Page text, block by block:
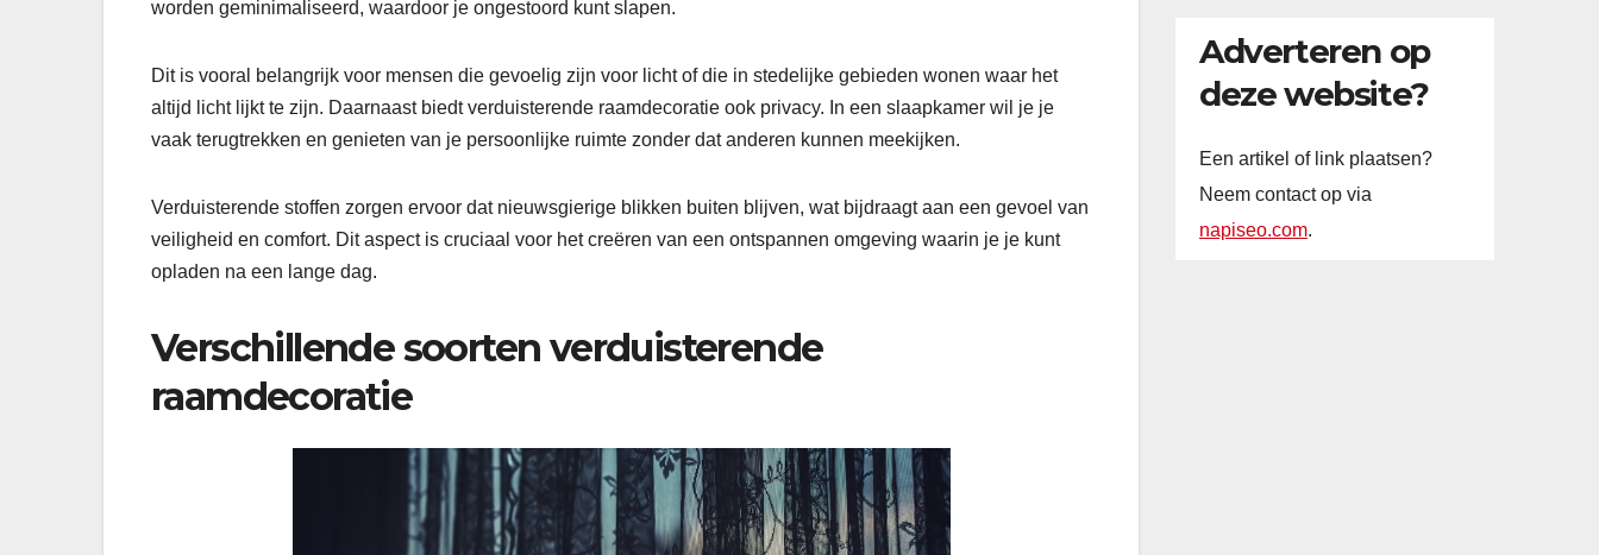
worden geminimaliseerd, waardoor je ongestoord kunt slapen.
Dit is vooral belangrijk voor mensen die gevoelig zijn voor licht of die in stedelijke gebieden wonen waar het
altijd licht lijkt te zijn. Daarnaast biedt verduisterende raamdecoratie ook privacy. In een slaapkamer wil je je
vaak terugtrekken en genieten van je persoonlijke ruimte zonder dat anderen kunnen meekijken.
Verduisterende stoffen zorgen ervoor dat nieuwsgierige blikken buiten blijven, wat bijdraagt aan een gevoel van
veiligheid en comfort. Dit aspect is cruciaal voor het creëren van een ontspannen omgeving waarin je je kunt
opladen na een lange dag.
Verschillende soorten verduisterende
raamdecoratie
Adverteren op
deze website?
Een artikel of link plaatsen?
Neem contact op via
napiseo.com.